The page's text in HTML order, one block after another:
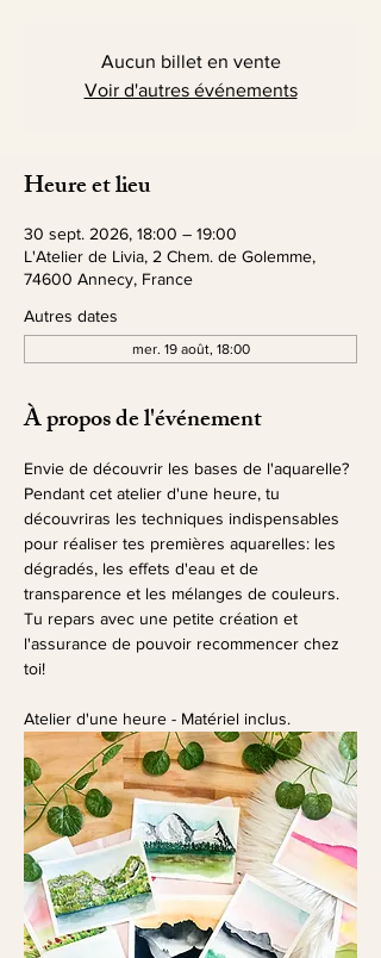
Aucun billet en vente
Voir d'autres événements
Heure et lieu
30 sept. 2026, 18:00 – 19:00
L'Atelier de Livia, 2 Chem. de Golemme,
74600 Annecy, France
Autres dates
mer. 19 août, 18:00
À propos de l'événement
Envie de découvrir les bases de l'aquarelle?
Pendant cet atelier d'une heure, tu
découvriras les techniques indispensables
pour réaliser tes premières aquarelles: les
dégradés, les effets d'eau et de
transparence et les mélanges de couleurs.
Tu repars avec une petite création et
l'assurance de pouvoir recommencer chez
toi!
Atelier d'une heure - Matériel inclus.